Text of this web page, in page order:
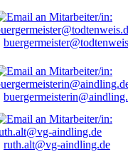
ruth.alt@vg-aindling.de